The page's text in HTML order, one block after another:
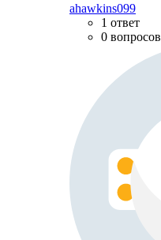
ahawkins099
1 ответ
0 вопросов